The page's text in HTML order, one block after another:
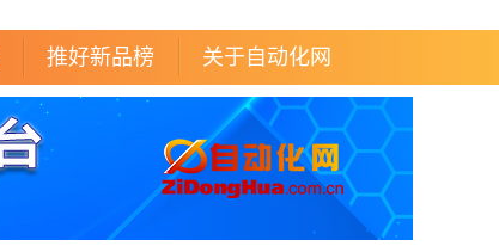
推好新品榜 关于自动化网